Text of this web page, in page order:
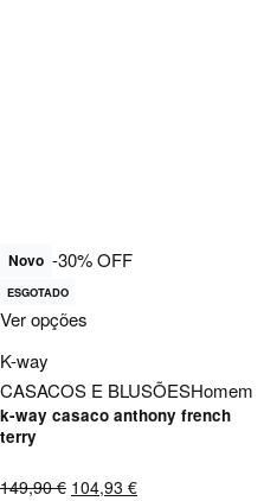
Novo -30% OFF
ESGOTADO
Ver opções
K-way
CASACOS E BLUSÕESHomem
k-way casaco anthony french
terry
149,90€ 104,93 €